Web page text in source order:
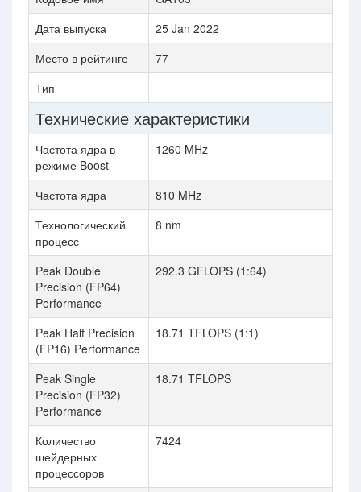
Дата выпуска
25 Jan 2022
Место в рейтинге
77
Тип
Технические характеристики
Частота ядра в
режиме Boost
1260 MHz
Частота ядра
810 MHz
Технологический
процесс
8 nm
Peak Double
Precision (FP64)
Performance
292.3 GFLOPS (1:64)
Peak Half Precision
(FP16) Performance
18.71 TFLOPS (1:1)
Peak Single
Precision (FP32)
Performance
18.71 TFLOPS
Количество
шейдерных
процессоров
7424